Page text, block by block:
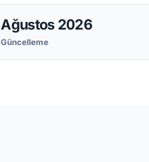
Ağustos 2026
Güncelleme